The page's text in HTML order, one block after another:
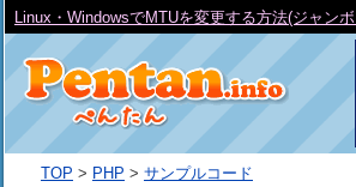
TOP > PHP > サンプルコード
Linux・WindowsでMTUを変更する方法(ジャン